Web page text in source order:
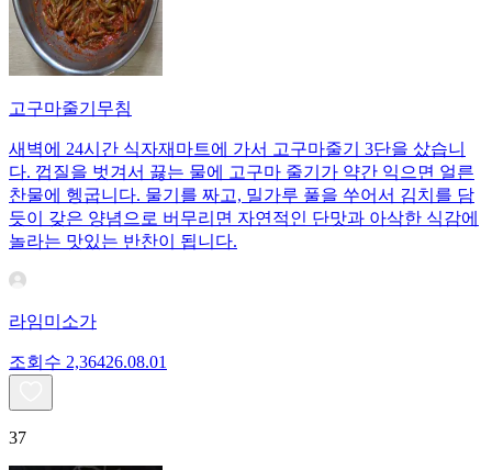
고구마줄기무침
새벽에 24시간 식자재마트에 가서 고구마줄기 3단을 샀습니
다. 껍질을 벗겨서 끓는 물에 고구마 줄기가 약간 익으면 얼른
찬물에 헹굽니다. 물기를 짜고, 밀가루 풀을 쑤어서 김치를 담
듯이 갖은 양념으로 버무리면 자연적인 단맛과 아삭한 식감에
놀라는 맛있는 반찬이 됩니다.
라임미소가
조회수 2,36426.08.01
37